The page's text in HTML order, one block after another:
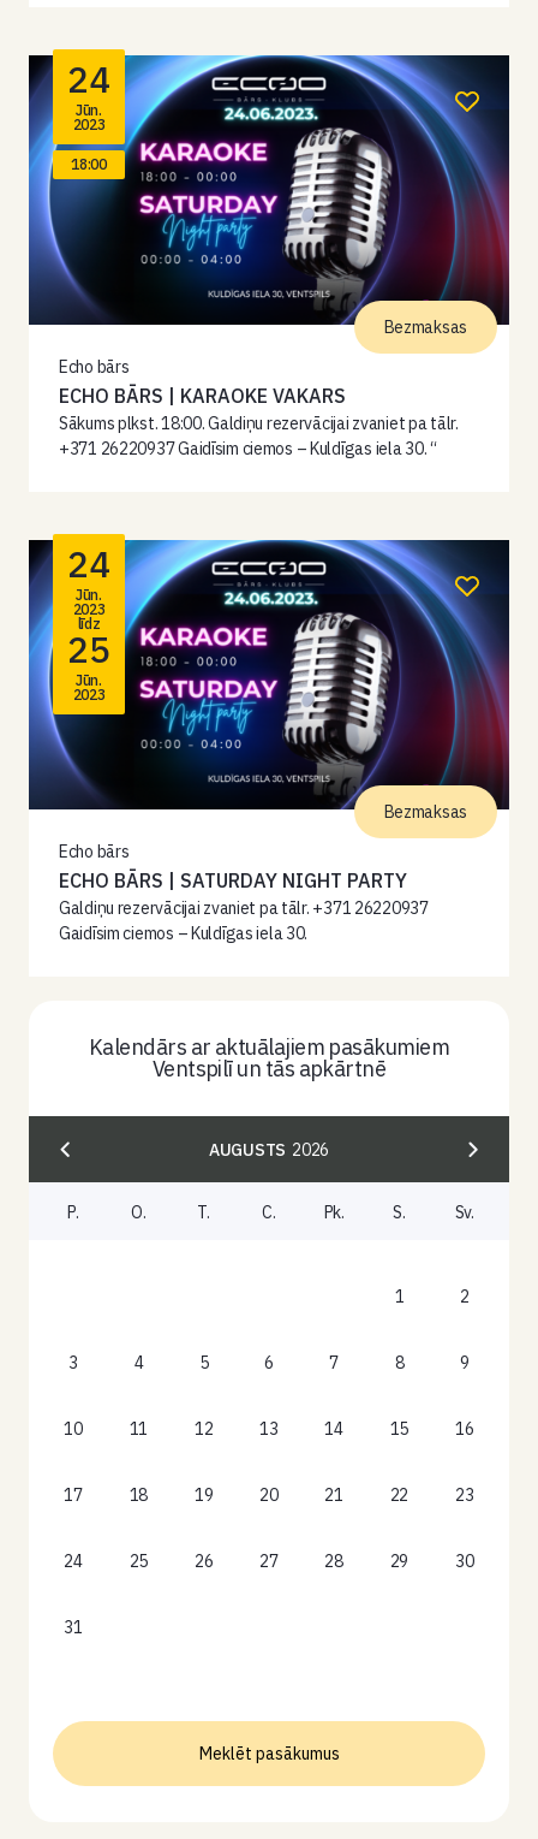
24
Jūn.
2023
18:00
Echo bārs
ECHO BĀRS | KARAOKE VAKARS
Sākums plkst. 18:00. Galdiņu rezervācijai zvaniet pa tālr.
+371 26220937 Gaidīsim ciemos – Kuldīgas iela 30. “
Bezmaksas
24
Jūn.
2023
līdz
25
Jūn.
2023
Echo bārs
ECHO BĀRS | SATURDAY NIGHT PARTY
Galdiņu rezervācijai zvaniet pa tālr. +371 26220937
Gaidīsim ciemos – Kuldīgas iela 30.
Bezmaksas
Kalendārs ar aktuālajiem pasākumiem
Ventspilī un tās apkārtnē
AUGUSTS 2026
P. O. T. C. Pk. S. Sv.
1 2
3 4 5 6 7 8 9
10 11 12 13 14 15 16
17 18 19 20 21 22 23
24 25 26 27 28 29 30
31
Meklēt pasākumus